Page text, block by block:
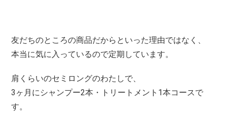
友だちのところの商品だからといった理由ではなく、
本当に気に入っているので定期しています。
肩くらいのセミロングのわたしで、
3ヶ月にシャンプー2本・トリートメント1本コースで
す。